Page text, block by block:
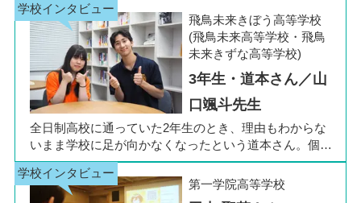
生の公立入試直前に「自分らしく過ごしながら夢に近づ
ける環境を選びたい」と思い、進路変更を決意しまし
た。今回は吉田さん、同キャンパスの冨川先生に、通信
制高校の学校生活の様子や雰囲気、行事について語って
いただきました。お互いの話からは、日々の何気ない会
話や行事を通じて育まれた、先生と生徒の温かな信頼関
係もうかがえました。
飛鳥未来きぼう高等学校
(飛鳥未来高等学校・飛鳥
未来きずな高等学校)
3年生・道本さん／山
口颯斗先生
全日制高校に通っていた2年生のとき、理由もわからな
いまま学校に足が向かなくなったという道本さん。個別
相談会で感じた先生の「温かさ」を決め手に、飛鳥未来
きぼう高等学校の町田キャンパスへの転入を選びまし
た。現在は同校に3年生として在籍しながら、オープン
第一学院高等学校